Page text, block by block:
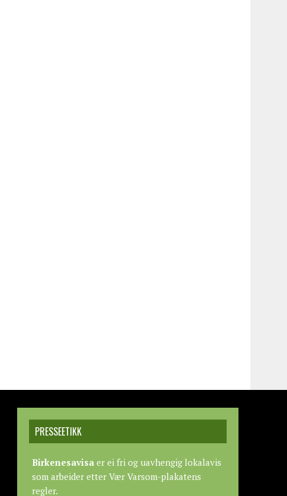
PRESSEETIKK
Birkenesavisa er ei fri og uavhengig lokalavis
som arbeider etterVær Varsom-plakatens
regler.